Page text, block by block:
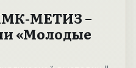
МЕТИЗ –
«Молодые